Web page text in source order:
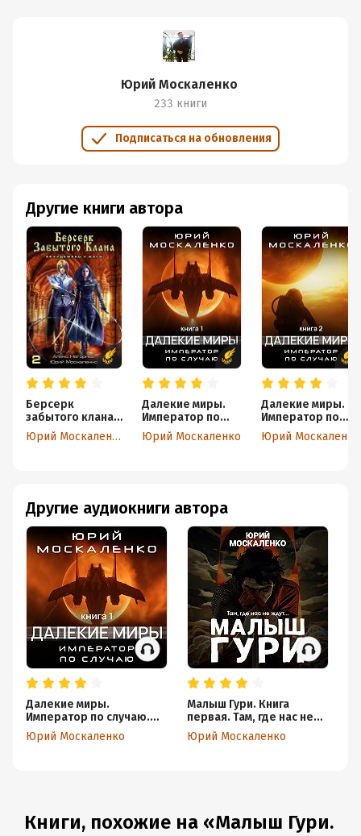
Юрий Москаленко
233 книги
Подписаться на обновления
Другие книги автора
Берсерк
забытого клана.
Архидемоны и
маги
Юрий Москаленко
Далекие миры.
Император по
случаю. Книга
первая
Юрий Москаленко
Далекие миры.
Император по
случаю. Книга
вторая
Юрий Москаленко
Другие аудиокниги автора
Далекие миры.
Император по случаю.
Книга первая
Юрий Москаленко
Малыш Гури. Книга
первая. Там, где нас не
ждут…
Юрий Москаленко
Книги, похожие на «Малыш Гури.